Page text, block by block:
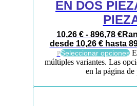
EN DOS
10,26 € - 896,78 €
desde 10,26 € hasta
PSeleccionar opciones
múltiples variantes. Las
en la página de